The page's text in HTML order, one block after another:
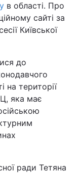
в області. Про
сайті за
Київської
до
на території
яка має
ради Тетяна